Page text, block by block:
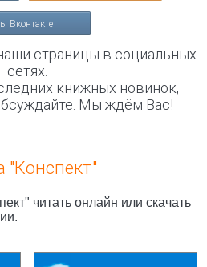
Вконтакте
страницы в социальных
сетях.
книжных новинок,
Мы ждём Вас!
"Конспект"
читать онлайн или скачать